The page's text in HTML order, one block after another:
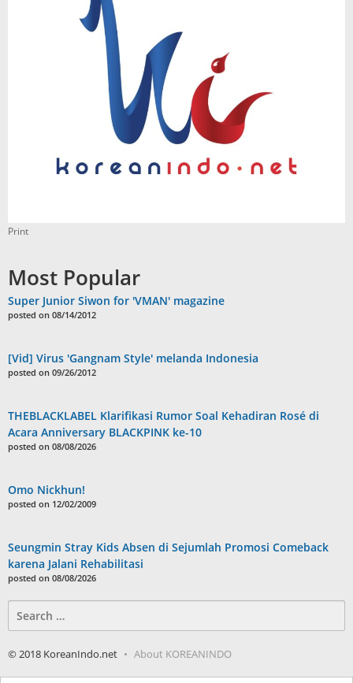
Print
Most Popular
Super Junior Siwon for 'VMAN' magazine
posted on 08/14/2012
[Vid] Virus 'Gangnam Style' melanda Indonesia
posted on 09/26/2012
THEBLACKLABEL Klarifikasi Rumor Soal Kehadiran Rosé di
Acara Anniversary BLACKPINK ke-10
posted on 08/08/2026
Omo Nickhun!
posted on 12/02/2009
Seungmin Stray Kids Absen di Sejumlah Promosi Comeback
karena Jalani Rehabilitasi
posted on 08/08/2026
for:
© 2018 KoreanIndo.net About KOREANINDO